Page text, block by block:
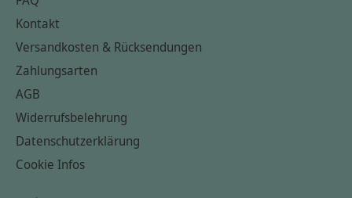
Kontakt
Versandkosten & Rücksendungen
Zahlungsarten
AGB
Widerrufsbelehrung
Datenschutzerklärung
Cookie Infos